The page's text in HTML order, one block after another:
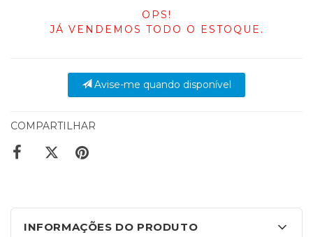
OPS!
JÁ VENDEMOS TODO O ESTOQUE.
Avise-me quando disponível
COMPARTILHAR
INFORMAÇÕES DO PRODUTO